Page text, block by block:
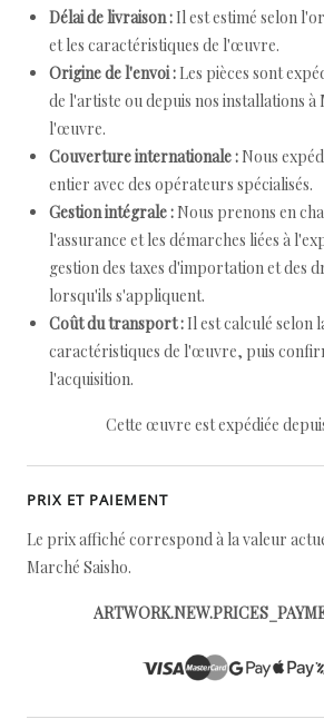
Délai de livraison : Il est estimé selon
et les caractéristiques de l'œuvre.
Origine de l'envoi : Les pièces sont
de l'artiste ou depuis nos installations à
l'œuvre.
Couverture internationale : Nous
entier avec des opérateurs spécialisés.
Gestion intégrale : Nous prenons en
l'assurance et les démarches liées à
gestion des taxes d'importation et des
lorsqu'ils s'appliquent.
Coût du transport : Il est calculé selon
caractéristiques de l'œuvre, puis
l'acquisition.
Cette œuvre est expédiée
PRIX ET PAIEMENT
Le prix affiché correspond à la valeur
Marché Saisho.